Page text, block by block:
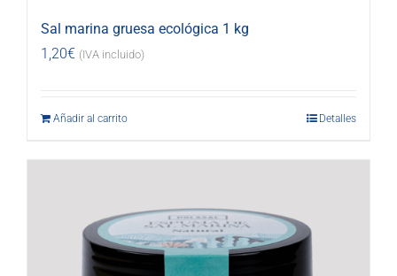
Sal marina gruesa ecológica 1 kg
1,20€ (IVA incluido)
Añadir al carrito Detalles